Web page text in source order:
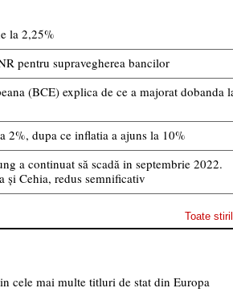
la 2,25%
pentru supravegherea bancilor
(BCE) explica de ce a majorat dobanda
2%, dupa ce inflatia a ajuns la 10%
a continuat să scadă in septembrie 2022.
și Cehia, redus semnificativ
Toate
cele mai multe titluri de stat din Europa